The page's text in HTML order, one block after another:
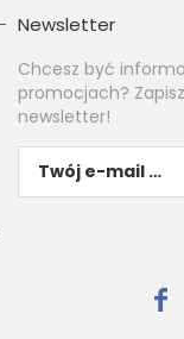
Newsletter
Chcesz być
promocjach?
newsletter!